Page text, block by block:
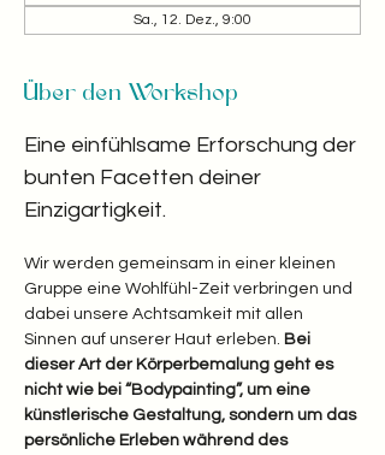
Sa., 12. Dez., 9:00
Über den Workshop
Eine einfühlsame Erforschung der
bunten Facetten deiner
Einzigartigkeit.
Wir werden gemeinsam in einer kleinen
Gruppe eine Wohlfühl-Zeit verbringen und
dabei unsere Achtsamkeit mit allen
Sinnen auf unserer Haut erleben. Bei
dieser Art der Körperbemalung geht es
nicht wie bei “Bodypainting”, um eine
künstlerische Gestaltung, sondern um das
persönliche Erleben während des